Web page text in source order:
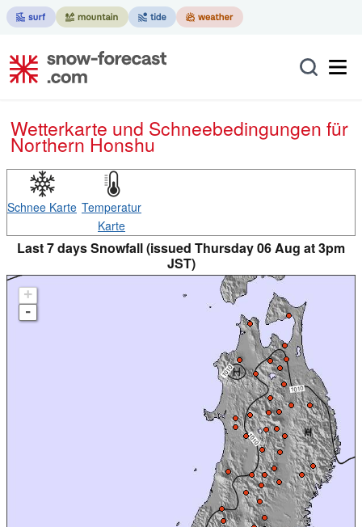
Wetterkarte und Schneebedingungen für
Northern Honshu
Schnee Karte Temperatur
Karte
Last 7 days Snowfall (issued Thursday 06 Aug at 3pm
JST)
+
-